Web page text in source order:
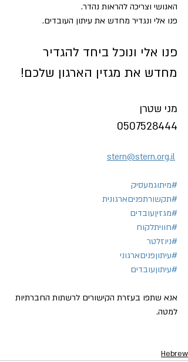
האנושי וצריכה להראות נהדר.
פנו אלי ונגדיר מחדש את עיתון העובדים.
פנו אלי ונוכל ביחד להגדיר
מחדש את מגזין הארגון שלכם!
מני שטרן
0507528444
stern@stern.org.il
#מיתוגמעסיק
#תקשורתפניםארגונית
#מגזיןעובדים
#חוויתלקוח
#ניוזלטר
#עיתוןפניםארגוני
#עיתוןעובדים
אנא שתפו בעזרת הקישורים לרשתות החברתיות
למטה.
Hebrew